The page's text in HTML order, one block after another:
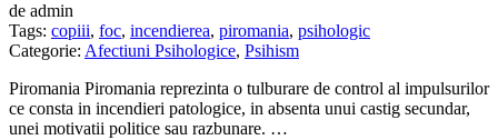
de admin
Tags: copiii, foc, incendierea, piromania, psihologic
Categorie: Afectiuni Psihologice, Psihism
Piromania Piromania reprezinta o tulburare de control al impulsurilor
ce consta in incendieri patologice, in absenta unui castig secundar,
unei motivatii politice sau razbunare. …